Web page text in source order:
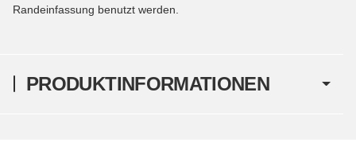
PRODUKTINFORMATIONEN
Randeinfassung benutzt werden.